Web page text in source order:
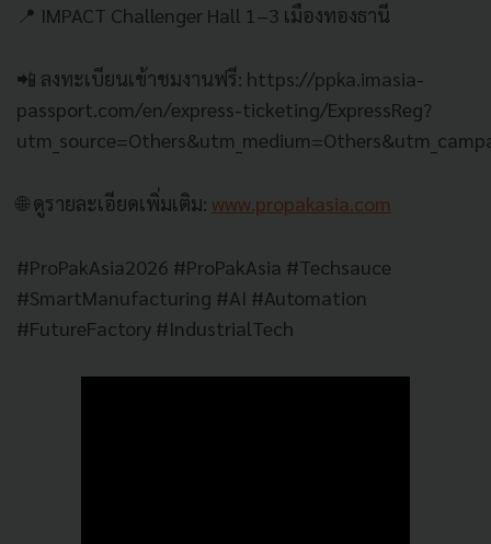
📍 IMPACT Challenger Hall 1–3 เมืองทองธานี
📲 ลงทะเบียนเข้าชมงานฟรี: https://ppka.imasia-
passport.com/en/express-ticketing/ExpressReg?
🌐 ดูรายละเอียดเพิ่มเติม: www.propakasia.com
#ProPakAsia2026 #ProPakAsia #Techsauce
#SmartManufacturing #AI #Automation
#FutureFactory #IndustrialTech